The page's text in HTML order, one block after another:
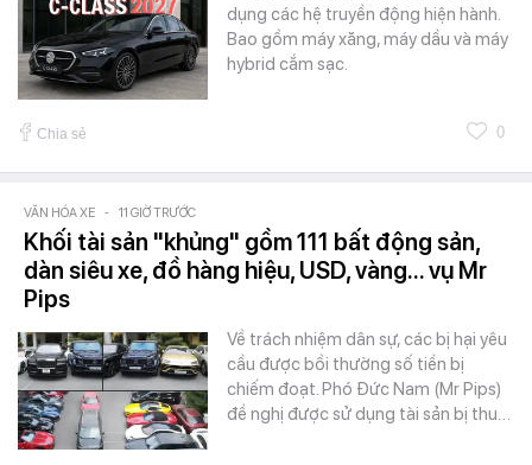
dụng các hệ truyền động hiện hành.
Bao gồm máy xăng, máy dầu và máy
hybrid cắm sạc.
Chia sẻ 0
VĂN HÓA XE - 11 GIỜ TRƯỚC
Khối tài sản "khủng" gồm 111 bất động sản,
dàn siêu xe, đồ hàng hiệu, USD, vàng... vụ Mr
Pips
Về trách nhiệm dân sự, các bị hại yêu
cầu được bồi thường số tiền bị
chiếm đoạt. Phó Đức Nam (Mr Pips)
đề nghị được sử dụng tài sản bị thu…